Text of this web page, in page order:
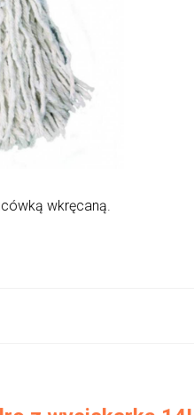
wkręcaną.